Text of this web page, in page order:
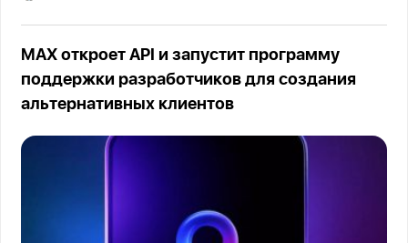
MAX откроет API и запустит программу
поддержки разработчиков для создания
альтернативных клиентов